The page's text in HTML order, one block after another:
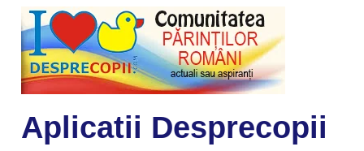
Aplicatii Desprecopii